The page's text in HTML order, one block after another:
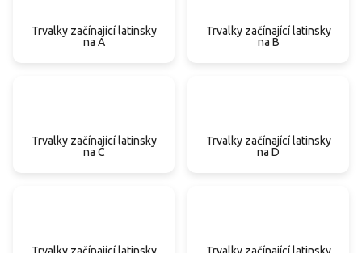
Trvalky začínající latinsky
na A
Trvalky začínající latinsky
na B
Trvalky začínající latinsky
na C
Trvalky začínající latinsky
na D
Trvalky začínající latinsky
Trvalky začínající latinsky